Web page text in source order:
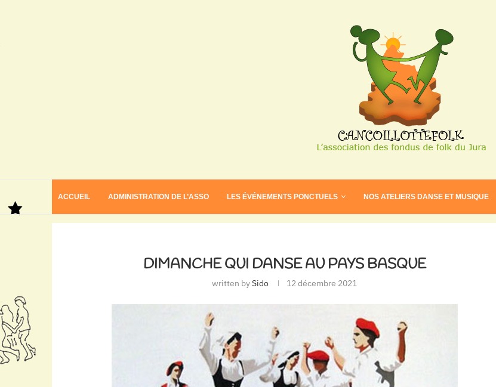
ACCUEIL ADMINISTRATION DE L’ASSO LES ÉVÉNEMENTS PONCTUELS NOS ATELIERS DANSE ET MUSIQUE
DIMANCHE QUI DANSE AU PAYS BASQUE
written bySido 12 décembre 2021